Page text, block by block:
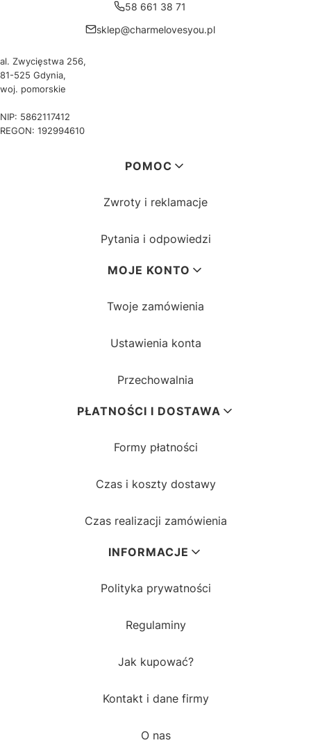
58 661 38 71
sklep@charmelovesyou.pl
al. Zwycięstwa 256,
81-525 Gdynia,
woj. pomorskie
NIP: 5862117412
REGON: 192994610
POMOC
Zwroty i reklamacje
Pytania i odpowiedzi
MOJE KONTO
Twoje zamówienia
Ustawienia konta
Przechowalnia
PŁATNOŚCI I DOSTAWA
Formy płatności
Czas i koszty dostawy
Czas realizacji zamówienia
INFORMACJE
Polityka prywatności
Regulaminy
Jak kupować?
Kontakt i dane firmy
O nas